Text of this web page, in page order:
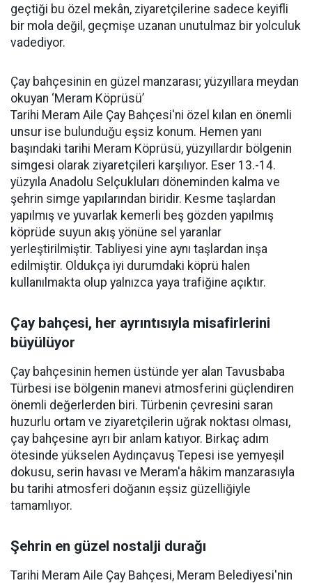
geçtiği bu özel mekân, ziyaretçilerine sadece keyifli
bir mola değil, geçmişe uzanan unutulmaz bir yolculuk
vadediyor.
Çay bahçesinin en güzel manzarası; yüzyıllara meydan
okuyan ‘Meram Köprüsü’
Tarihi Meram Aile Çay Bahçesi'ni özel kılan en önemli
unsur ise bulunduğu eşsiz konum. Hemen yanı
başındaki tarihi Meram Köprüsü, yüzyıllardır bölgenin
simgesi olarak ziyaretçileri karşılıyor. Eser 13.-14.
yüzyıla Anadolu Selçukluları döneminden kalma ve
şehrin simge yapılarından biridir. Kesme taşlardan
yapılmış ve yuvarlak kemerli beş gözden yapılmış
köprüde suyun akış yönüne sel yaranlar
yerleştirilmiştir. Tabliyesi yine aynı taşlardan inşa
edilmiştir. Oldukça iyi durumdaki köprü halen
kullanılmakta olup yalnızca yaya trafiğine açıktır.
Çay bahçesi, her ayrıntısıyla misafirlerini
büyülüyor
Çay bahçesinin hemen üstünde yer alan Tavusbaba
Türbesi ise bölgenin manevi atmosferini güçlendiren
önemli değerlerden biri. Türbenin çevresini saran
huzurlu ortam ve ziyaretçilerin uğrak noktası olması,
çay bahçesine ayrı bir anlam katıyor. Birkaç adım
ötesinde yükselen Aydınçavuş Tepesi ise yemyeşil
dokusu, serin havası ve Meram'a hâkim manzarasıyla
bu tarihi atmosferi doğanın eşsiz güzelliğiyle
tamamlıyor.
Şehrin en güzel nostalji durağı
Tarihi Meram Aile Çay Bahçesi, Meram Belediyesi'nin